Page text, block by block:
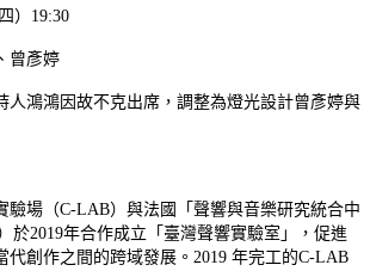
）19:30
曾彥婷
人鴻鴻因故不克出席，調整為燈光設計曾彥婷與
驗場（C-LAB）與法國「聲響與音樂研究統合中
於2019年合作成立「臺灣聲響實驗室」，促進
代創作之間的跨域發展。2019 年完工的C-LAB